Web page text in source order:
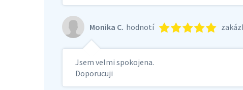
Monika C. hodnotí
Jsem velmi spokojena.
Doporucuji